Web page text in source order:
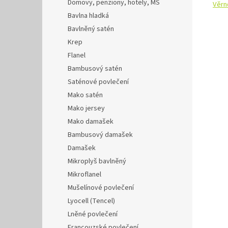
Domovy, penziony, hotely, MŠ
Bavlna hladká
Bavlněný satén
Krep
Flanel
Bambusový satén
Saténové povlečení
Mako satén
Mako jersey
Mako damašek
Bambusový damašek
Damašek
Mikroplyš bavlněný
Mikroflanel
Mušelínové povlečení
Lyocell (Tencel)
Lněné povlečení